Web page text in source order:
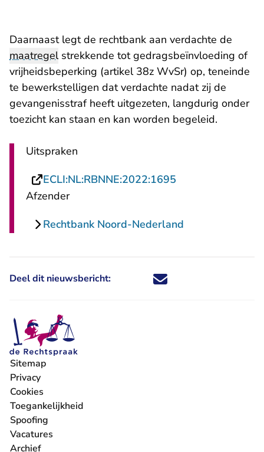
Daarnaast legt de rechtbank aan verdachte de
maatregelstrekkende tot gedragsbeïnvloeding of
vrijheidsbeperking (artikel 38z WvSr) op, teneinde
te bewerkstelligen dat verdachte nadat zij de
gevangenisstraf heeft uitgezeten, langdurig onder
toezicht kan staan en kan worden begeleid.
Uitspraken
ECLI:NL:RBNNE:2022:1695
Afzender
Rechtbank Noord-Nederland
Deel dit nieuwsbericht: Deel dit nieuwsbericht via X -
Deel dit nieuwsbericht via
Deel dit nieuwsbericht
Deel dit
Sitemap
Privacy
Cookies
Toegankelijkheid
Spoofing
Vacatures
- U verlaat Rechtspraak.nl
Archief